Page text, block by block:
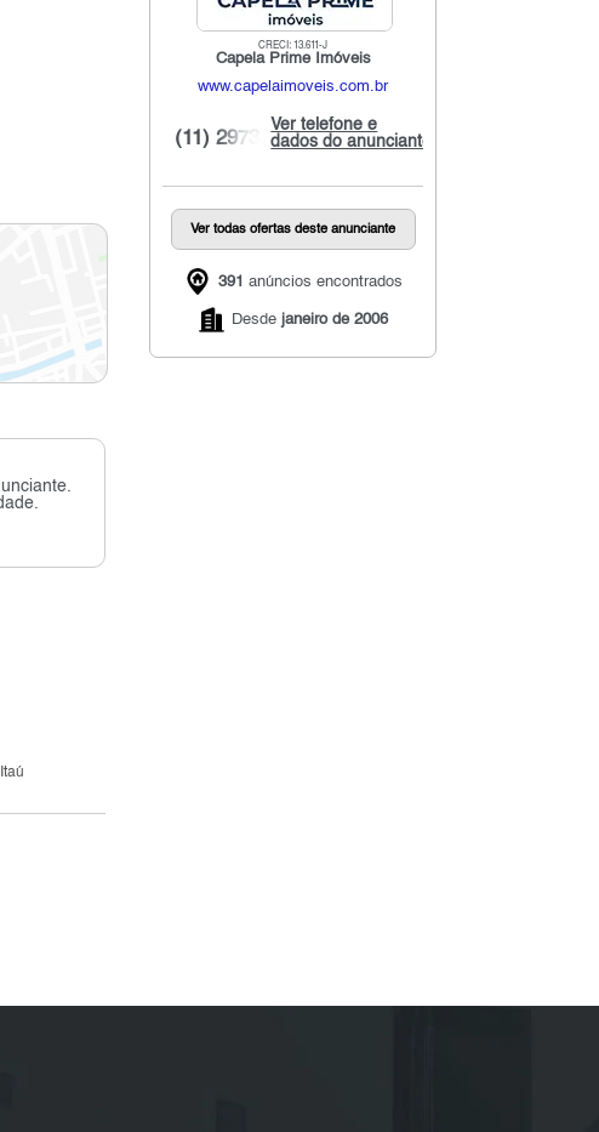
CRECI: 13.611-J
Capela Prime Imóveis
www.capelaimoveis.com.br
Ver telefone e
dados do anunciante
(11) 2973...
Ver todas ofertas deste anunciante
391 anúncios encontrados
Desde janeiro de 2006